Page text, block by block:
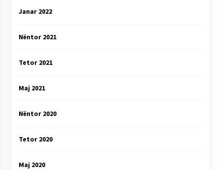
Janar 2022
Nëntor 2021
Tetor 2021
Maj 2021
Nëntor 2020
Tetor 2020
Maj 2020